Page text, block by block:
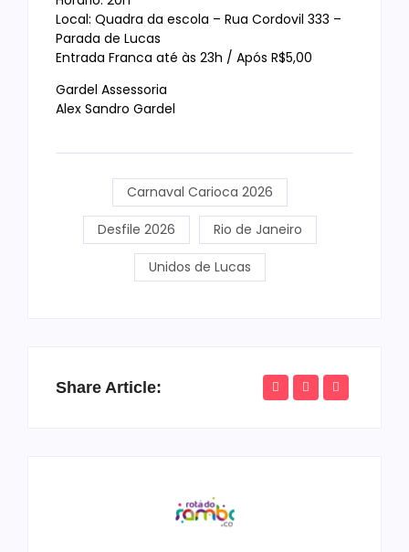
Local: Quadra da escola – Rua Cordovil 333 –
Parada de Lucas
Entrada Franca até às 23h / Após R$5,00
Gardel Assessoria
Alex Sandro Gardel
Carnaval Carioca 2026
Desfile 2026 Rio de Janeiro
Unidos de Lucas
Share Article: